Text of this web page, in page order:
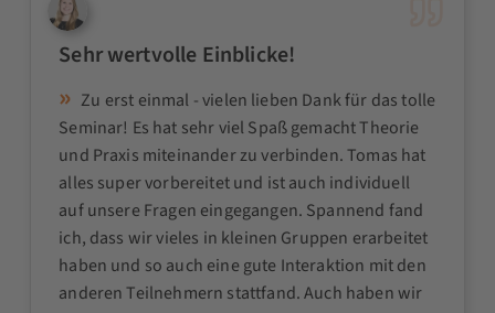
Sehr wertvolle Einblicke!
Zu erst einmal - vielen lieben Dank für das tolle
Seminar! Es hat sehr viel Spaß gemacht Theorie
und Praxis miteinander zu verbinden. Tomas hat
alles super vorbereitet und ist auch individuell
auf unsere Fragen eingegangen. Spannend fand
ich, dass wir vieles in kleinen Gruppen erarbeitet
haben und so auch eine gute Interaktion mit den
anderen Teilnehmern stattfand. Auch haben wir